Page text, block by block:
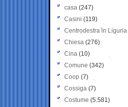
casa (247)
Casini (119)
Centrodestra in Liguria
Chiesa (276)
Cina (10)
Comune (342)
Coop (7)
Cossiga (7)
Costume (5.581)